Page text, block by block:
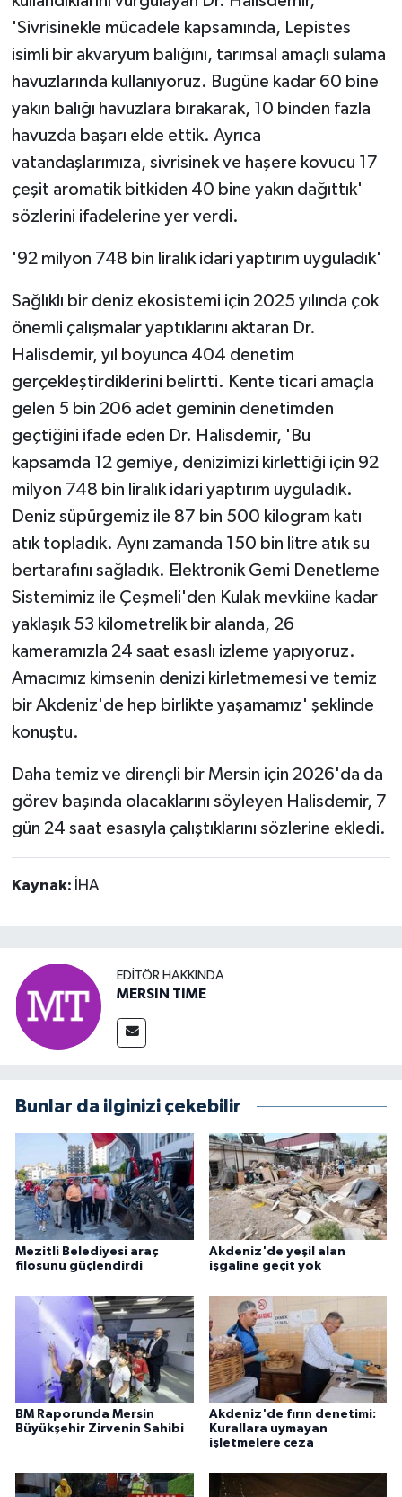
'Sivrisinekle mücadele kapsamında, Lepistes
isimli bir akvaryum balığını, tarımsal amaçlı sulama
havuzlarında kullanıyoruz. Bugüne kadar 60 bine
yakın balığı havuzlara bırakarak, 10 binden fazla
havuzda başarı elde ettik. Ayrıca
vatandaşlarımıza, sivrisinek ve haşere kovucu 17
çeşit aromatik bitkiden 40 bine yakın dağıttık'
sözlerini ifadelerine yer verdi.
'92 milyon 748 bin liralık idari yaptırım uyguladık'
Sağlıklı bir deniz ekosistemi için 2025 yılında çok
önemli çalışmalar yaptıklarını aktaran Dr.
Halisdemir, yıl boyunca 404 denetim
gerçekleştirdiklerini belirtti. Kente ticari amaçla
gelen 5 bin 206 adet geminin denetimden
geçtiğini ifade eden Dr. Halisdemir, 'Bu
kapsamda 12 gemiye, denizimizi kirlettiği için 92
milyon 748 bin liralık idari yaptırım uyguladık.
Deniz süpürgemiz ile 87 bin 500 kilogram katı
atık topladık. Aynı zamanda 150 bin litre atık su
bertarafını sağladık. Elektronik Gemi Denetleme
Sistemimiz ile Çeşmeli'den Kulak mevkiine kadar
yaklaşık 53 kilometrelik bir alanda, 26
kameramızla 24 saat esaslı izleme yapıyoruz.
Amacımız kimsenin denizi kirletmemesi ve temiz
bir Akdeniz'de hep birlikte yaşamamız' şeklinde
konuştu.
Daha temiz ve dirençli bir Mersin için 2026'da da
görev başında olacaklarını söyleyen Halisdemir, 7
gün 24 saat esasıyla çalıştıklarını sözlerine ekledi.
Kaynak: İHA
EDITÖR HAKKINDA
MERSIN TIME
Bunlar da ilginizi çekebilir
Mezitli Belediyesi araç
filosunu güçlendirdi
Akdeniz'de yeşil alan
işgaline geçit yok
BM Raporunda Mersin
Büyükşehir Zirvenin Sahibi
Akdeniz'de fırın denetimi:
Kurallara uymayan
işletmelere ceza